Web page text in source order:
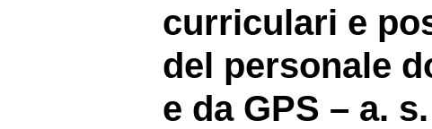
curriculari e
del personale
e da GPS – a.